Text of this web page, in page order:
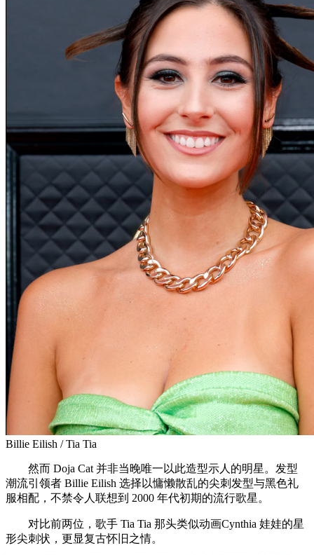
Billie Eilish / Tia Tia
然而 Doja Cat 并非当晚唯一以此造型示人的明星。发型
潮流引领者 Billie Eilish 选择以慵懒散乱的尖刺发型与黑色礼
服相配，不禁令人联想到 2000 年代初期的流行歌星。
对比前两位，歌手 Tia Tia 那头类似动画Cynthia 娃娃的星
形尖刺状，更显复古怀旧之情。